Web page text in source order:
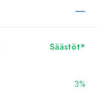
Säästöt*
3%